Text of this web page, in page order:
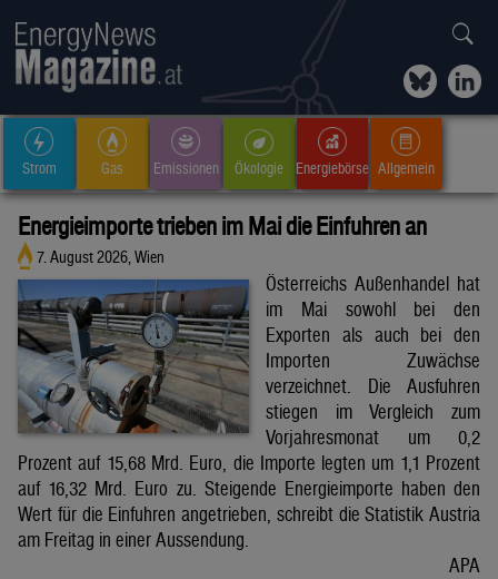
Strom Gas Emissionen Ökologie Energiebörse Allgemein
Energieimporte trieben im Mai die Einfuhren an
7. August 2026, Wien
Österreichs Außenhandel hat
im Mai sowohl bei den
Exporten als auch bei den
Importen Zuwächse
verzeichnet. Die Ausfuhren
stiegen im Vergleich zum
Vorjahresmonat um 0,2
Prozent auf 15,68 Mrd. Euro, die Importe legten um 1,1 Prozent
auf 16,32 Mrd. Euro zu. Steigende Energieimporte haben den
Wert für die Einfuhren angetrieben, schreibt die Statistik Austria
am Freitag in einer Aussendung.
APA